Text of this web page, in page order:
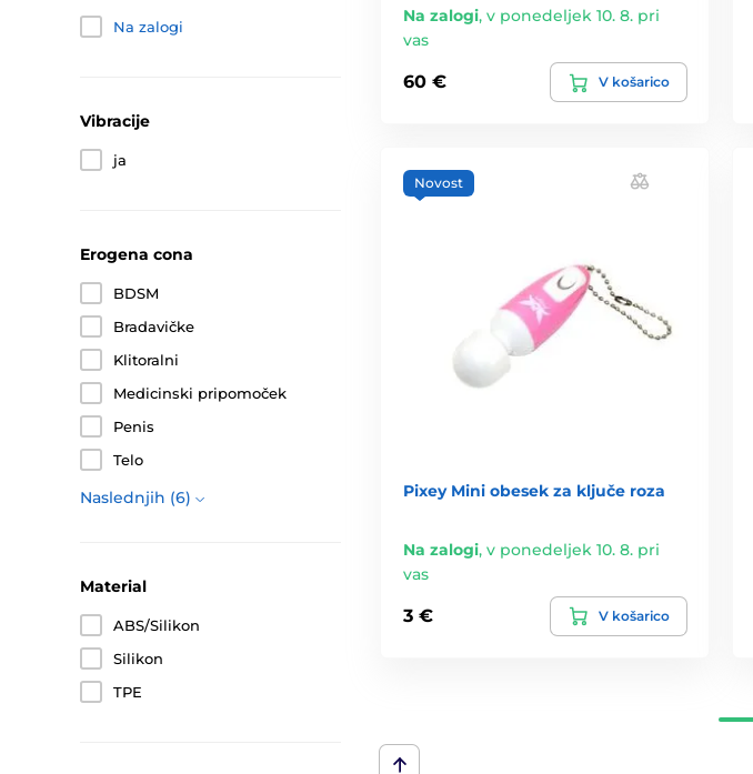
Na zalogi
Vibracije
ja
Erogena cona
BDSM
Bradavičke
Klitoralni
Medicinski pripomoček
Penis
Telo
Naslednjih (6)
Material
ABS/Silikon
Silikon
TPE
Na zalogi, v ponedeljek 10. 8. pri
vas
60 € V košarico
Novost
Pixey Mini obesek za ključe roza
Na zalogi, v ponedeljek 10. 8. pri
vas
3 € V košarico